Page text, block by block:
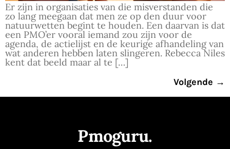
Er zijn in organisaties van die misverstanden die
zo lang meegaan dat men ze op den duur voor
natuurwetten begint te houden. Een daarvan is dat
een PMO’er vooral iemand zou zijn voor de
agenda, de actielijst en de keurige afhandeling van
wat anderen hebben laten slingeren. Rebecca Niles
kent dat beeld maar al te […]
Volgende →
Pmoguru.